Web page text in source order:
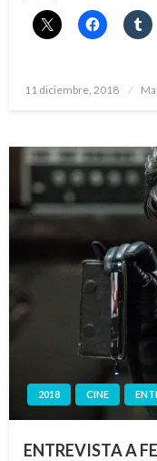
Publicado
11 diciembre, 2018
2018 CINE
ENTREVISTA A